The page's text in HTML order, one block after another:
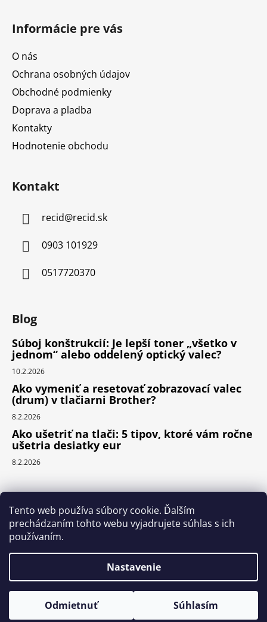
Tento web používa súbory cookie. Ďalším
prechádzaním tohto webu vyjadrujete súhlas s ich
používaním.
Nastavenie
Odmietnuť Súhlasím
Chcete ušetriť? Pridajte druhý toner so zľavou - 7 %. Prajeme
Informácie pre vás
O nás
Ochrana osobných údajov
Obchodné podmienky
Doprava a pladba
Kontakty
Hodnotenie obchodu
Kontakt
recid@recid.sk
0903 101929
0517720370
Blog
Súboj konštrukcií: Je lepší toner „všetko v
jednom“ alebo oddelený optický valec?
10.2.2026
Ako vymeniť a resetovať zobrazovací valec
(drum) v tlačiarni Brother?
8.2.2026
Ako ušetriť na tlači: 5 tipov, ktoré vám ročne
ušetria desiatky eur
8.2.2026
Prijímame online platby
Vytvoril Shoptet
Copyright 2026ReCiD.SK . Všetky práva vyhradené.